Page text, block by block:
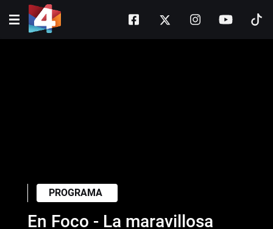
PROGRAMA
En Foco - La maravillosa